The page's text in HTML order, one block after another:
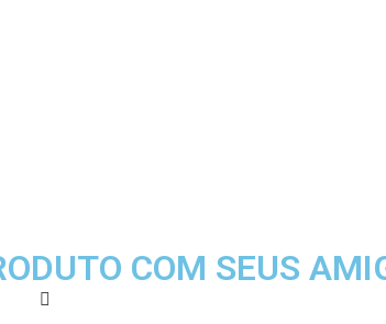
COM SEUS